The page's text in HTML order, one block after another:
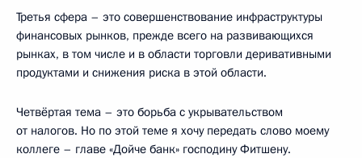
Третья сфера – это совершенствование инфраструктуры
финансовых рынков, прежде всего на развивающихся
рынках, в том числе и в области торговли деривативными
продуктами и снижения риска в этой области.
Четвёртая тема – это борьба с укрывательством
от налогов. Но по этой теме я хочу передать слово моему
коллеге – главе «Дойче банк» господину Фитшену.